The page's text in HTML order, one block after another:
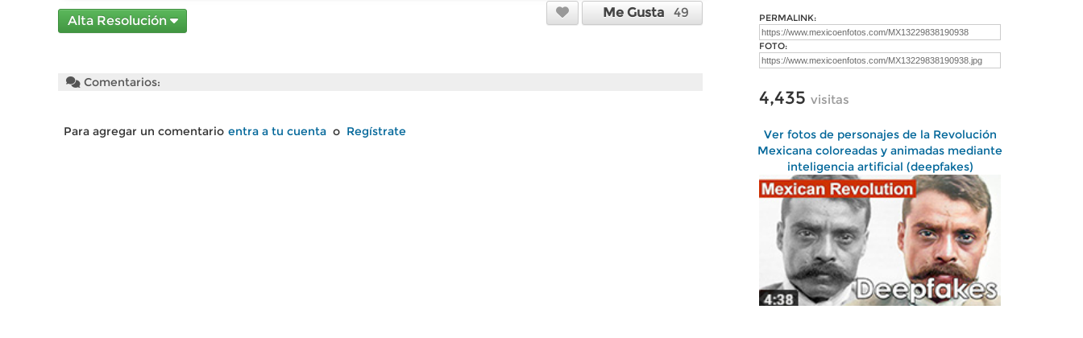
Alta Resolución
Me Gusta 49
Comentarios:
Para agregar un comentario entra a tu cuenta o Regístrate
PERMALINK:
FOTO:
4,435 visitas
Ver fotos de personajes de la Revolución
Mexicana coloreadas y animadas mediante
inteligencia artificial (deepfakes)